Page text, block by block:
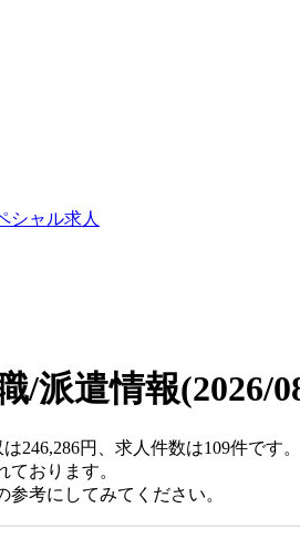
シャル求人
/派遣情報(2026/
円、求人件数は109件です
おります。
考にしてみてください。